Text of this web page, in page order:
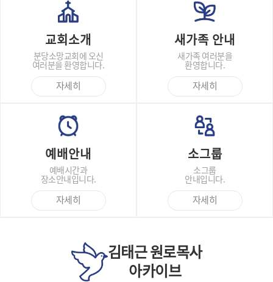
교회소개
분당소망교회에 오신
여러분을 환영합니다.
자세히
새가족 안내
새가족 여러분을
환영합니다.
자세히
예배안내
예배시간과
장소안내입니다.
자세히
소그룹
소그룹
안내입니다.
자세히
김태근 원로목사
아카이브